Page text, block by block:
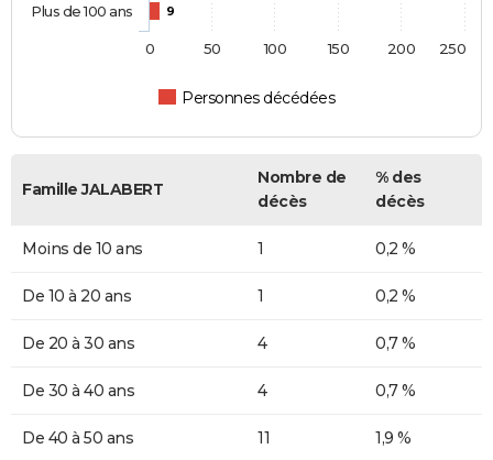
9
Personnes décédées
Plus de 100 ans
0 50 100 150 200 250
Famille JALABERT
Nombre de
décès
% des
décès
Moins de 10 ans 1 0,2 %
De 10 à 20 ans 1 0,2 %
De 20 à 30 ans 4 0,7 %
De 30 à 40 ans 4 0,7 %
De 40 à 50 ans 11 1,9 %